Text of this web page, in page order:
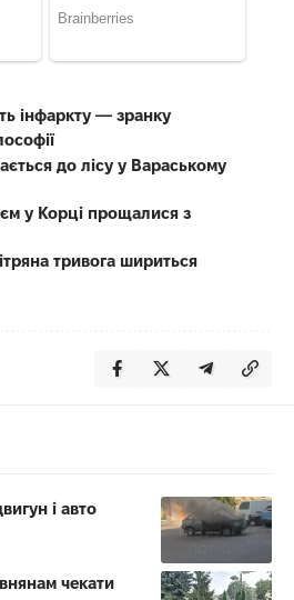
інфаркту — зранку
до лісу у Вараському
у Корці прощалися з
тривога шириться
і авто
чекати